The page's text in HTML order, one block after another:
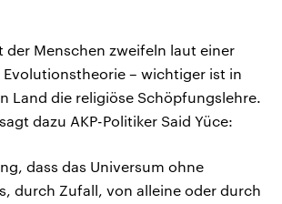
der Menschen zweifeln laut einer
Evolutionstheorie – wichtiger ist in
Land die religiöse Schöpfungslehre.
dazu AKP-Politiker Said Yüce:
dass das Universum ohne
durch Zufall, von alleine oder durch